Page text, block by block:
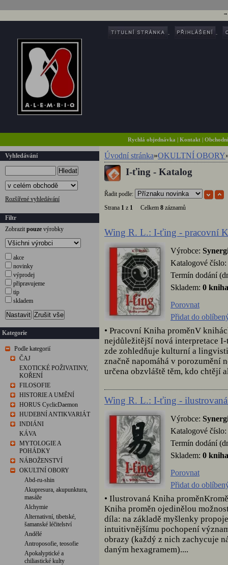
Rychlá objednávka |Kontakt |
Vyhledávání
Hledat
Rozšířené vyhledávání
Filtr
Zobrazit pouze výrobky
akce
novinky
výprodej
připravujeme
tip
skladem
Nastavit Zrušit vše
Kategorie
Podle kategorií
ČAJ
EXOTICKÉ POŽIVATINY,
KOŘENÍ
FILOSOFIE
HISTORIE A UMĚNÍ
HORUS CyclicDaemon
HUDEBNÍ ANTIKVARIÁT
INDIÁNI
KÁVA
MYTOLOGIE A
POHÁDKY
NÁBOŽENSTVÍ
OKULTNÍ OBORY
Abd-ru-shin
Akupresura, akupunktura,
masáže
Alchymie
Alternativní, tibetské,
šamanské léčitelství
Andělé
Antroposofie, teosofie
Apokalyptické a
chiliastické kulty
Úvodní stránka»OKULTNÍ OBORY
I-ťing - Katalog
Řadit podle:
Strana 1 z 1 Celkem 8 záznamů
Wing R. L.: I-ťing - pracovní
Výrobce:
Katalogové číslo:
Termín dodání
Skladem: 0 kniha
Porovnat
Přidat do
• Pracovní Kniha proměnV
nejdůležitější nová interpretace
zde zohledňuje kulturní a
značně napomáhá v porozumění
určena obzvláště těm, kdo chtějí
Wing R. L.: I-ťing -
Výrobce:
Katalogové číslo:
Termín dodání
Skladem: 0 kniha
Porovnat
Přidat do
• Ilustrovaná Kniha
Kniha proměn ojedinělou
díla: na základě myšlenky
intuitivnějšímu pochopení
obrazy (každý z nich zachycuje
daným hexagramem)....